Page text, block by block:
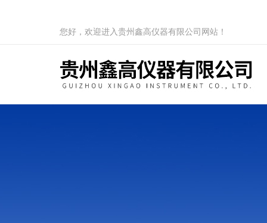
您好，欢迎进入贵州鑫高仪器有限公司网站！